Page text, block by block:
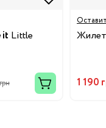
it Little
1 190